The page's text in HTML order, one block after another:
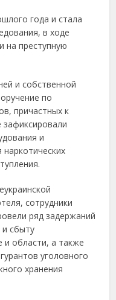
года и стала
в ходе
на преступную
и собственной
по
причастных к
и
сотрудники
ряд задержаний
и сбыту
и области, а также
уголовного
хранения